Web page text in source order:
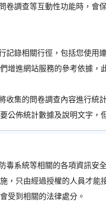
卷調查等互動性功能時，會
記錄相關行徑，包括您使用
增進網站服務的參考依據，
收集的問卷調查內容進行統
公佈統計數據及說明文字，
毒系統等相關的各項資訊安
，只由經過授權的人員才
受到相關的法律處分。